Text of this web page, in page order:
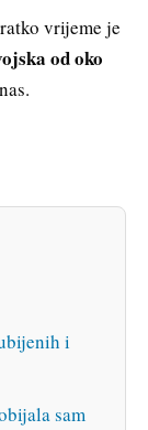
vrijeme je
od oko
i
sam